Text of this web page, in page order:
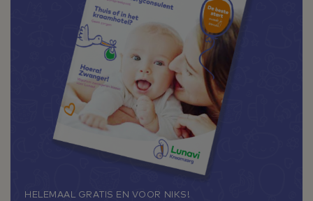
HELEMAAL GRATIS EN VOOR NIKS!